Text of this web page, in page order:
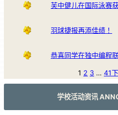
芙中健儿在国际泳赛
羽球捷报再添佳绩！
恭喜同学在独中编程
1 2 3 … 41
学校活动资讯